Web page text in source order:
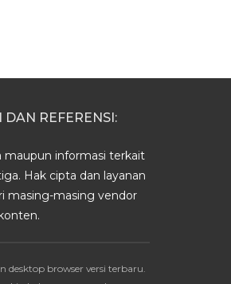
REFERENSI:
maupun informasi terkait
Hak cipta dan layanan
masing-masing vendor
desktop browser versi terbaru.